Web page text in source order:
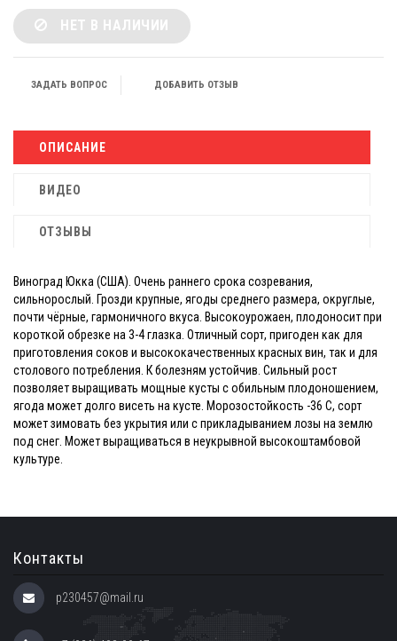
НЕТ В НАЛИЧИИ
ЗАДАТЬ ВОПРОС ДОБАВИТЬ ОТЗЫВ
ОПИСАНИЕ
ВИДЕО
ОТЗЫВЫ
Виноград Юкка (США). Очень раннего срока созревания,
сильнорослый. Грозди крупные, ягоды среднего размера, округлые,
почти чёрные, гармоничного вкуса. Высокоурожаен, плодоносит при
короткой обрезке на 3-4 глазка. Отличный сорт, пригоден как для
приготовления соков и высококачественных красных вин, так и для
столового потребления. К болезням устойчив. Сильный рост
позволяет выращивать мощные кусты с обильным плодоношением,
ягода может долго висеть на кусте. Морозостойкость -36 С, сорт
может зимовать без укрытия или с прикладыванием лозы на землю
под снег. Может выращиваться в неукрывной высокоштамбовой
культуре.
Контакты
p230457@mail.ru